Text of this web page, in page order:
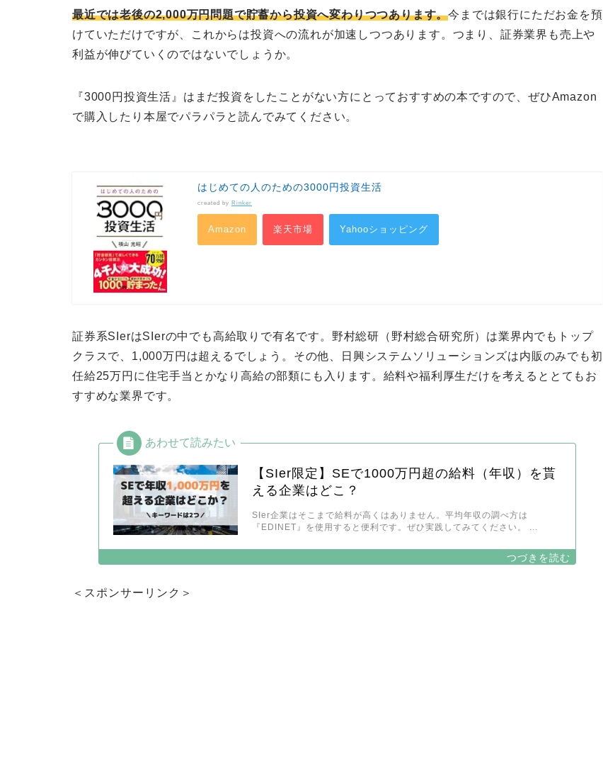
最近では老後の2,000万円問題で貯蓄から投資へ変わりつつあります。今までは銀行にただお金を預
けていただけですが、これからは投資への流れが加速しつつあります。つまり、証券業界も売上や
利益が伸びていくのではないでしょうか。
『3000円投資生活』はまだ投資をしたことがない方にとっておすすめの本ですので、ぜひAmazon
で購入したり本屋でパラパラと読んでみてください。
はじめての人のための3000円投資生活
created by Rinker
Amazon 楽天市場 Yahooショッピング
証券系SIerはSIerの中でも高給取りで有名です。野村総研（野村総合研究所）は業界内でもトップ
クラスで、1,000万円は超えるでしょう。その他、日興システムソリューションズは内販のみでも初
任給25万円に住宅手当とかなり高給の部類にも入ります。給料や福利厚生だけを考えるととてもお
すすめな業界です。
【SIer限定】SEで1000万円超の給料（年収）を貰
える企業はどこ？
SIer企業はそこまで給料が高くはありません。平均年収の調べ方は
『EDINET』を使用すると便利です。ぜひ実践してみてください。 ...
＜スポンサーリンク＞